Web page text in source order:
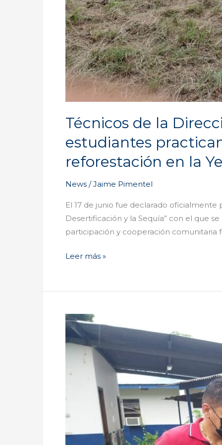
Técnicos de la
estudiantes
reforestación en la
News /Jaime Pimentel
El 17 de junio fue declarado oficialmente
Desertificación y la Sequía” con el que
participación y cooperación comunitaria
la
Yeguada,
provincia
de
Veraguas
Leer más »
La
Dirección
de
Seguridad
Hídrica,
inspección
a